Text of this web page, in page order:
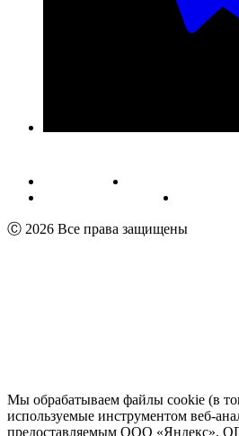
Публичная оферта
Пользовательское соглашение
Ⓒ 2026 Все права защищены
Мы обрабатываем файлы cookie (в
используемые инструментом веб-
предоставляемым ООО «Яндекс»,